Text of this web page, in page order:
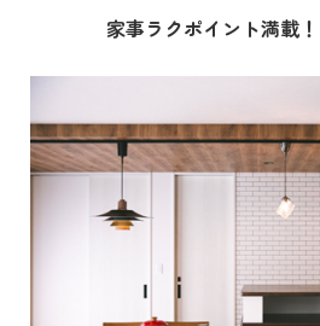
家事ラクポイント満載